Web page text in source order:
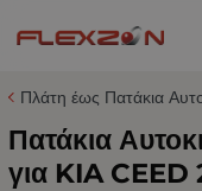
Πλάτη έως Πατάκια
Πατάκια
για KIA CEED